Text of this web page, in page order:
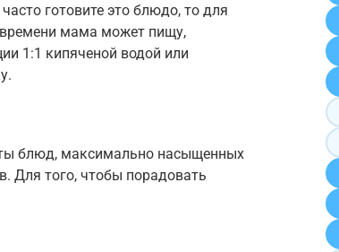
готовите это блюдо, то для
мама может пищу,
1:1 кипяченой водой или
блюд, максимально насыщенных
Для того, чтобы порадовать